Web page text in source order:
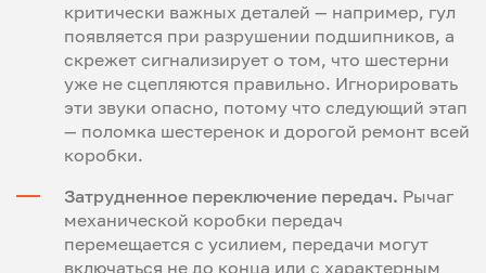
критически важных деталей — например, гул
появляется при разрушении подшипников, а
скрежет сигнализирует о том, что шестерни
уже не сцепляются правильно. Игнорировать
эти звуки опасно, потому что следующий этап
— поломка шестеренок и дорогой ремонт всей
коробки.
Затрудненное переключение передач. Рычаг
механической коробки передач
перемещается с усилием, передачи могут
включаться не до конца или с характерным